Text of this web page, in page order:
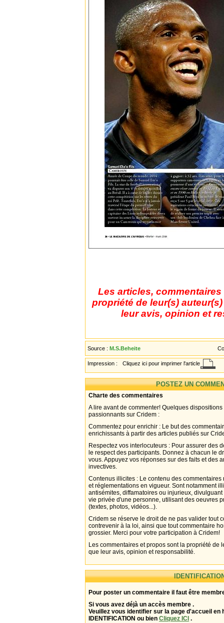
Les articles,
propriété de leur(s)
leur avis, opinion et
Source : M.S.Beheite
Impression : Cliquez ici pour imprimer l'article
POSTEZ UN
Charte des commentaires
A lire avant de commenter! Quelques
passionnants sur Cridem :
Commentez pour enrichir : Le but des
enrichissants à partir des articles publiés sur
Respectez vos interlocuteurs : Pour assurer des
le respect des participants. Donnez à chacun le
vous. Appuyez vos réponses sur des faits et des
invectives.
Contenus illicites : Le contenu des
et réglementations en vigueur. Sont notamment
antisémites, diffamatoires ou injurieux,
vie privée d'une personne, utilisant des oeuvres
(textes, photos, vidéos...).
Cridem se réserve le droit de ne pas valider tout
contrevenir à la loi, ainsi que tout commentaire
grossier. Merci pour votre participation à Cridem!
Les commentaires et propos sont la propriété de
que leur avis, opinion et responsabilité.
Pour poster un commentaire il faut être
Si vous avez déjà un accès membre .
Veuillez vous identifier sur la page d'accueil en
IDENTIFICATION ou bien Cliquez ICI .